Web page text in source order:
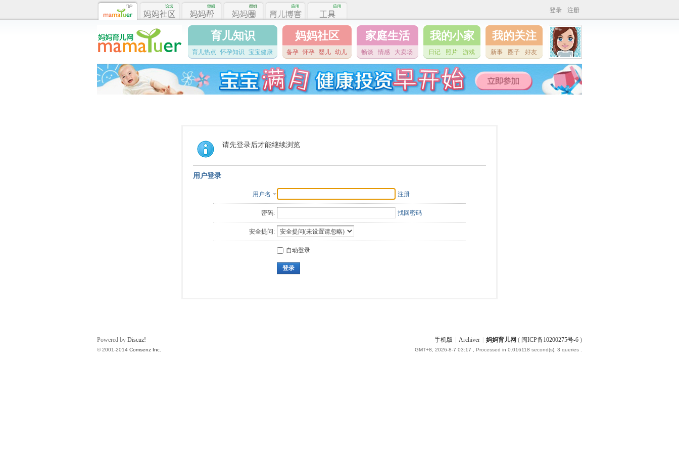
注册
登录
育儿知识
育儿热点 怀孕知识 宝宝健康
妈妈社区
备孕 怀孕 婴儿 幼儿
家庭生活
畅谈 情感 大卖场
我的小家
日记 照片 游戏
我的关注
新事 圈子 好友
请先登录后才能继续浏览
用户登录
用户名 注册
密码: 找回密码
安全提问:
自动登录
登录
手机版 Archiver 妈妈育儿网 ( 闽ICP备10200275号-6 )
GMT+8, 2026-8-7 03:17 , Processed in 0.016118 second(s), 3 queries .
Powered by Discuz!
© 2001-2014 Comsenz Inc.